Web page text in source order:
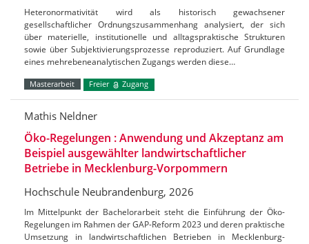
Heteronormativität wird als historisch gewachsener
gesellschaftlicher Ordnungszusammenhang analysiert, der sich
über materielle, institutionelle und alltagspraktische Strukturen
sowie über Subjektivierungsprozesse reproduziert. Auf Grundlage
eines mehrebeneanalytischen Zugangs werden diese…
Masterarbeit Freier Zugang
Mathis Neldner
Öko-Regelungen : Anwendung und Akzeptanz am
Beispiel ausgewählter landwirtschaftlicher
Betriebe in Mecklenburg-Vorpommern
Hochschule Neubrandenburg, 2026
Im Mittelpunkt der Bachelorarbeit steht die Einführung der Öko-
Regelungen im Rahmen der GAP-Reform 2023 und deren praktische
Umsetzung in landwirtschaftlichen Betrieben in Mecklenburg-